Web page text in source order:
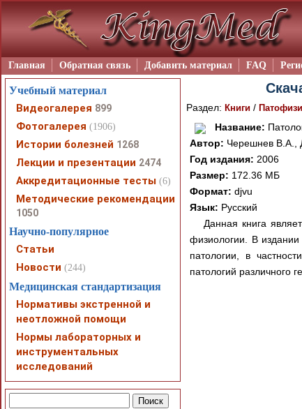
Главная Обратная связь Добавить материал FAQ
Раздел: Книги /
Название:
Автор: Черешнев В.А.,
Год издания: 2006
Размер: 172.36 МБ
Формат: djvu
Язык: Русский
Данная книга
физиологии. В
патологии, в
патологий различного
Учебный материал
Видеогалерея 899
Фотогалерея (1906)
Истории болезней 1268
Лекции и презентации 2474
Аккредитационные тесты (6)
Методические рекомендации
1050
Научно-популярное
Статьи
Новости (244)
Медицинская стандартизация
Нормативы экстренной и
неотложной помощи
Нормы лабораторных и
инструментальных
исследований